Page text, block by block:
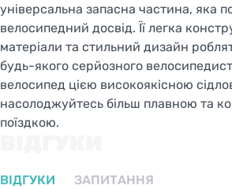
універсальна запасна частина, яка
велосипедний досвід. Її легка
матеріали та стильний дизайн
будь-якого серйозного
велосипед цією високоякісною
насолоджуйтесь більш плавною та
поїздкою.
ВІДГУКИ ЗАПИТАННЯ